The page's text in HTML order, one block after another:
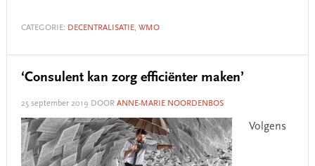
CATEGORIE: DECENTRALISATIE, WMO
‘Consulent kan zorg efficiënter maken’
25 september 2019 DOOR ANNE-MARIE NOORDENBOS
Volgens